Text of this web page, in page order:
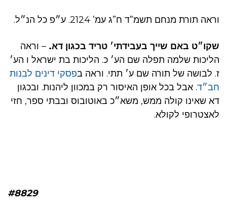
וראה תורת מנחם תשמ”ד ח”ג עמ’ 2124. ע״פ כל הנ״ל.
שקו״ט באם שייך בעבידתי׳ טריד בכגון דא. – וראה
הליכות שלמה תפלה שם הע׳ כ. הליכות בת ישראל ו הע׳
ז. לבושה של תורה שם ע׳ תתי. וראה בפסקי דינים לבנות
חב״ד. אבל בכל אופן האיסור רק במכוון ליהנות. ובכגון
דא שאינו קולה ממש, משא״כ באוטובוס ובבתי ספר, חזי
לאצטרופי לקולא.
#8829